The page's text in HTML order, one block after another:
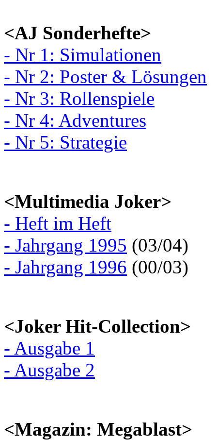
<AJ Sonderhefte>
- Nr 1: Simulationen
- Nr 2: Poster & Lösungen
- Nr 3: Rollenspiele
- Nr 4: Adventures
- Nr 5: Strategie
<Multimedia Joker>
- Heft im Heft
- Jahrgang 1995 (03/04)
- Jahrgang 1996 (00/03)
<Joker Hit-Collection>
- Ausgabe 1
- Ausgabe 2
<Magazin: Megablast>